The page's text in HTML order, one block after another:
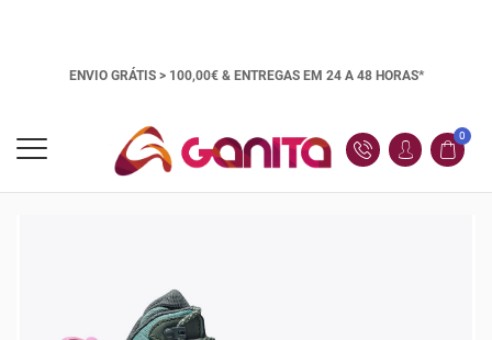
ENVIO GRÁTIS > 100,00€ & ENTREGAS EM 24 A 48 HORAS*
0